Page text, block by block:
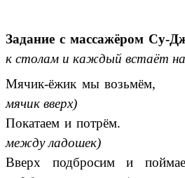
Задание с массажёром Су-
к столам и каждый встаёт
Мячик-ёжик мы
мячик вверх)
Покатаем и
между ладошек)
Вверх подбросим и